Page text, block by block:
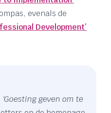
evenals de
Development’
‘Goesting geven om te